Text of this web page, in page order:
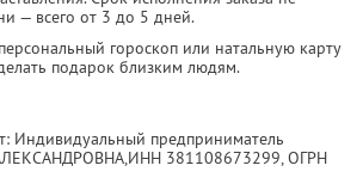
— всего от 3 до 5 дней.
гороскоп или натальную карту
подарок близким людям.
Индивидуальный предприниматель
ИНН 381108673299, ОГРН